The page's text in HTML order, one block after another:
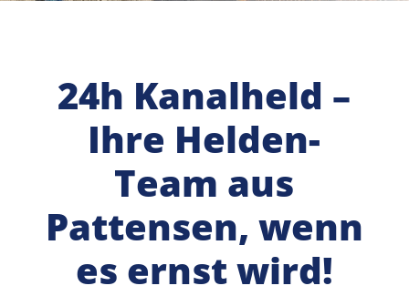
24h Kanalheld –
Ihre Helden-
Team aus
Pattensen, wenn
es ernst wird!